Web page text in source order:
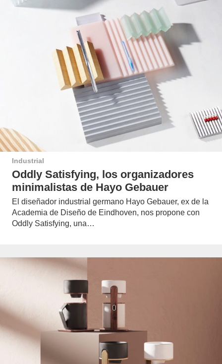
Industrial
Oddly Satisfying, los organizadores
minimalistas de Hayo Gebauer
El diseñador industrial germano Hayo Gebauer, ex de la
Academia de Diseño de Eindhoven, nos propone con
Oddly Satisfying, una…